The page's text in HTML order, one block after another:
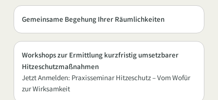
Gemeinsame Begehung Ihrer Räumlichkeiten
Workshops zur Ermittlung kurzfristig umsetzbarer
Hitzeschutzmaßnahmen
Jetzt Anmelden: Praxisseminar Hitzeschutz – Vom Wofür
zur Wirksamkeit